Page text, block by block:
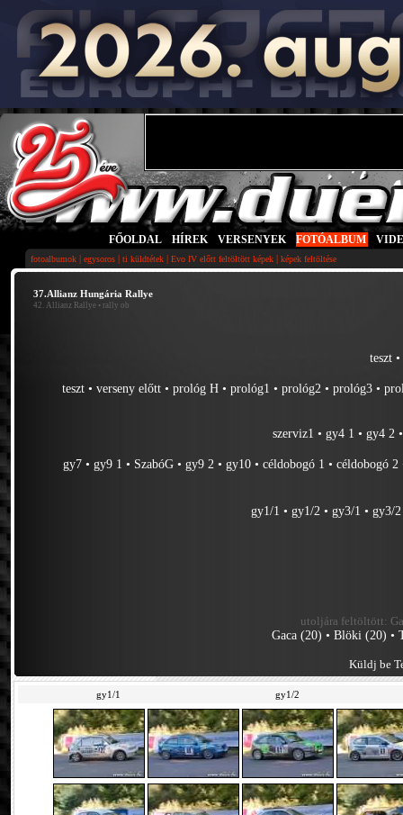
FŐOLDAL HÍREK VERSENYEK FOTÓALBUM
fotoalbumok | egysoros | ti küldtétek | Evo IV előtt feltöltött képek | képek feltöltése
37.Allianz Hungária Rallye
42. Allianz Rallye • rally ob
teszt
teszt •verseny előtt •prológ H •prológ1 •prológ2 •prológ3 •
szerviz1 •gy4 1 •gy4 2
gy7 •gy9 1 • SzabóG •gy9 2 •gy10 •céldobogó 1 •céldobogó 2
gy1/1 •gy1/2 •gy3/1 •gy3/2
utoljára feltöltött:
Gaca (20) •Blöki (20) •
Küldj be
gy1/1 gy1/2